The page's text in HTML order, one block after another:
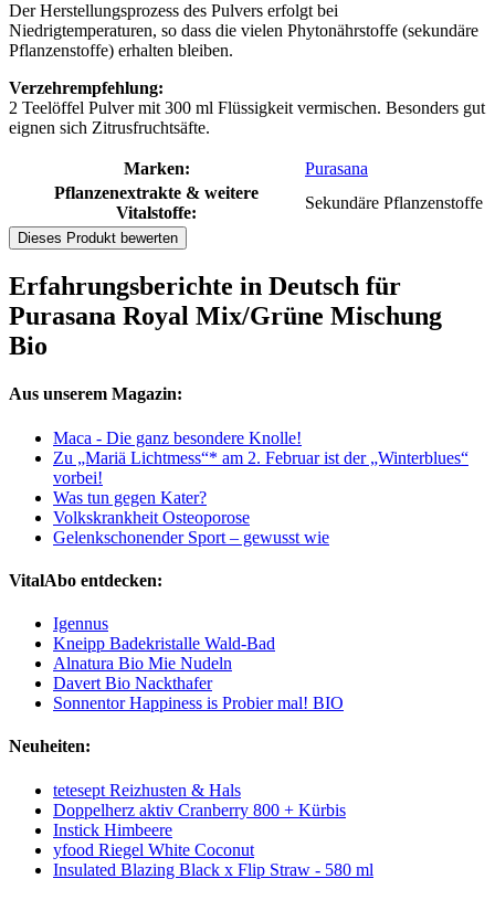
Der Herstellungsprozess des Pulvers erfolgt bei
Niedrigtemperaturen, so dass die vielen Phytonährstoffe (sekundäre
Pflanzenstoffe) erhalten bleiben.
Verzehrempfehlung:
2 Teelöffel Pulver mit 300 ml Flüssigkeit vermischen. Besonders gut
eignen sich Zitrusfruchtsäfte.
Marken:
Purasana
Pflanzenextrakte & weitere
Vitalstoffe:
Sekundäre Pflanzenstoffe
Dieses Produkt bewerten
Erfahrungsberichte in Deutsch für
Purasana Royal Mix/Grüne Mischung
Bio
Aus unserem Magazin:
Maca - Die ganz besondere Knolle!
Zu „Mariä Lichtmess“* am 2. Februar ist der „Winterblues“
vorbei!
Was tun gegen Kater?
Volkskrankheit Osteoporose
Gelenkschonender Sport – gewusst wie
VitalAbo entdecken:
Igennus
Kneipp Badekristalle Wald-Bad
Alnatura Bio Mie Nudeln
Davert Bio Nackthafer
Sonnentor Happiness is Probier mal! BIO
Neuheiten:
tetesept Reizhusten & Hals
Doppelherz aktiv Cranberry 800 + Kürbis
Instick Himbeere
yfood Riegel White Coconut
Insulated Blazing Black x Flip Straw - 580 ml